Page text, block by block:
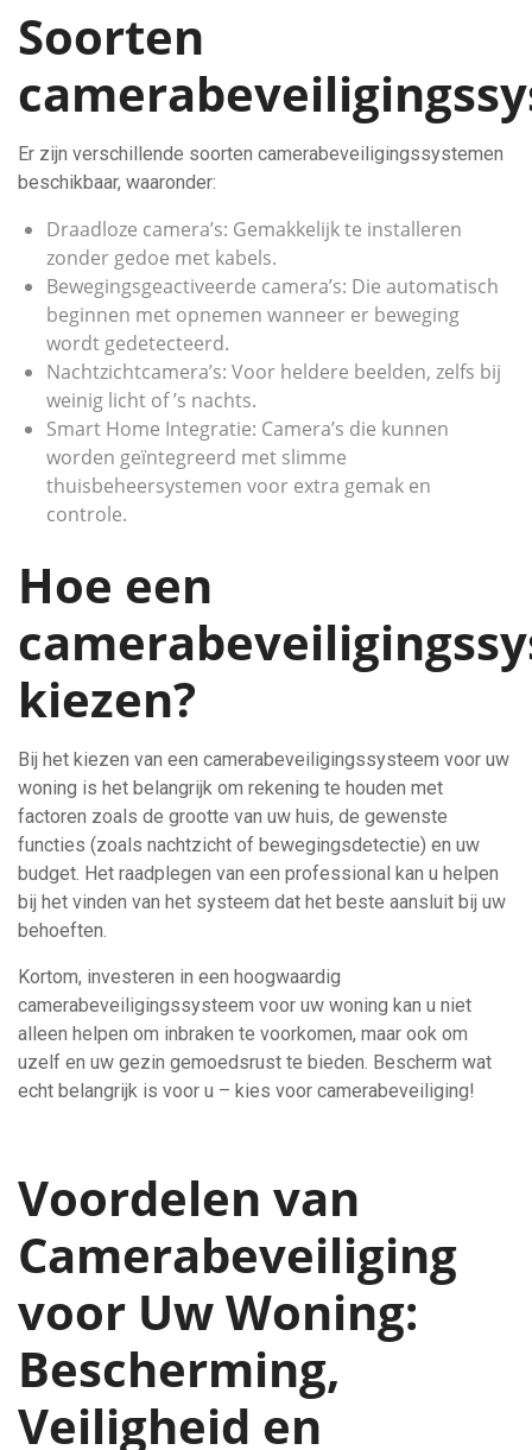
Soorten
Er zijn verschillende soorten camerabeveiligingssystemen
beschikbaar, waaronder:
Draadloze camera’s: Gemakkelijk te installeren
zonder gedoe met kabels.
Bewegingsgeactiveerde camera’s: Die automatisch
beginnen met opnemen wanneer er beweging
wordt gedetecteerd.
Nachtzichtcamera’s: Voor heldere beelden, zelfs bij
weinig licht of ’s nachts.
Smart Home Integratie: Camera’s die kunnen
worden geïntegreerd met slimme
thuisbeheersystemen voor extra gemak en
controle.
Hoe een
kiezen?
Bij het kiezen van een camerabeveiligingssysteem voor uw
woning is het belangrijk om rekening te houden met
factoren zoals de grootte van uw huis, de gewenste
functies (zoals nachtzicht of bewegingsdetectie) en uw
budget. Het raadplegen van een professional kan u helpen
bij het vinden van het systeem dat het beste aansluit bij uw
behoeften.
Kortom, investeren in een hoogwaardig
camerabeveiligingssysteem voor uw woning kan u niet
alleen helpen om inbraken te voorkomen, maar ook om
uzelf en uw gezin gemoedsrust te bieden. Bescherm wat
echt belangrijk is voor u – kies voor camerabeveiliging!
Voordelen van
Camerabeveiliging
voor Uw Woning:
Bescherming,
Veiligheid en